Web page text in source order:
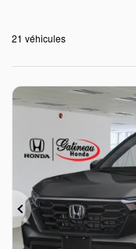
21 véhicules
Précédent